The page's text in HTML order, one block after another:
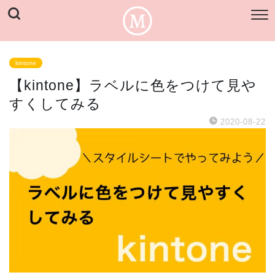
kintone
【kintone】ラベルに色をつけて見や
すくしてみる
2020-08-22